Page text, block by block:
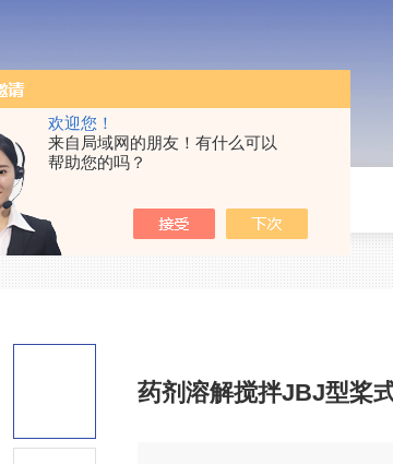
欢迎您！
来自局域网的朋友！有什么可以
帮助您的吗？
搅拌器
药剂溶解搅拌JBJ型桨